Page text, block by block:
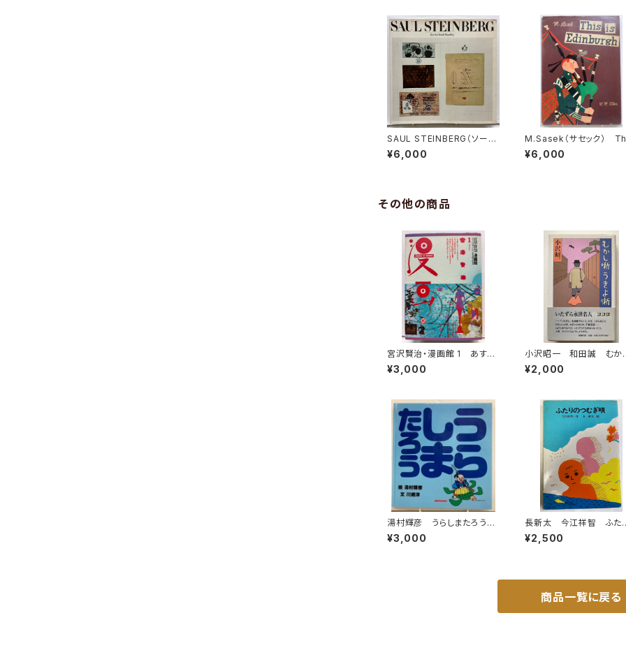
SAUL STEINBERG（ソー
ル・スタインバーグ） Text
by Harold Rosenberg 1
¥6,000
M.Sasek（サセック）
is Edinburgh 1961年
初版 W.H.ALLEN
¥6,000
その他の商品
宮沢賢治・漫画館 1 あすな
ひろし 水木しげる 永島慎二
スズキコージ たむらしげる
¥3,000
小沢昭一 和田誠 むか
噺うきよ噺 1998年 新
社刊
¥2,000
湯村輝彦 うらしまたろう
川崎洋 1989年 初版 ミ
キハウス
¥3,000
長新太 今江祥智 ふた
のつむぎ唄 1976年 初
版 理論社刊
¥2,500
商品一覧に戻る